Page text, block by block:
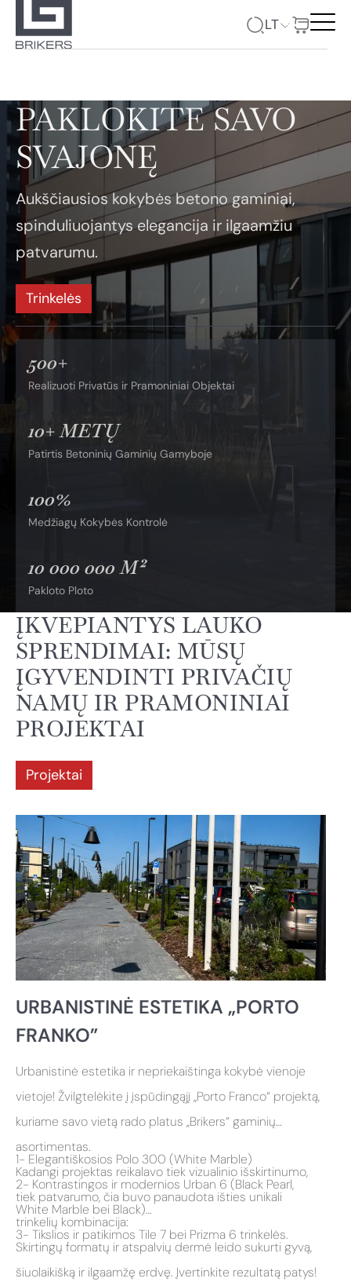
LT
PAKLOKITE SAVO
SVAJONĘ
Aukščiausios kokybės betono gaminiai,
spinduliuojantys elegancija ir ilgaamžiu
patvarumu.
Trinkelės
500+
Realizuoti Privatūs ir Pramoniniai Objektai
10+ METŲ
Patirtis Betoninių Gaminių Gamyboje
100%
Medžiagų Kokybės Kontrolė
10 000 000 M²
Pakloto Ploto
ĮKVEPIANTYS LAUKO
SPRENDIMAI: MŪSŲ
ĮGYVENDINTI PRIVAČIŲ
NAMŲ IR PRAMONINIAI
PROJEKTAI
Projektai
URBANISTINĖ ESTETIKA „PORTO
FRANKO”
Urbanistinė estetika ir nepriekaištinga kokybė vienoje
vietoje! Žvilgtelėkite į įspūdingąjį „Porto Franco“ projektą,
kuriame savo vietą rado platus „Brikers“ gaminių
asortimentas.
Kadangi projektas reikalavo tiek vizualinio išskirtinumo,
tiek patvarumo, čia buvo panaudota išties unikali
trinkelių kombinacija:
1- Elegantiškosios Polo 300 (White Marble)
2- Kontrastingos ir modernios Urban 6 (Black Pearl,
White Marble bei Black)
3- Tikslios ir patikimos Tile 7 bei Prizma 6 trinkelės.
Skirtingų formatų ir atspalvių dermė leido sukurti gyvą,
šiuolaikišką ir ilgaamžę erdvę. Įvertinkite rezultatą patys!